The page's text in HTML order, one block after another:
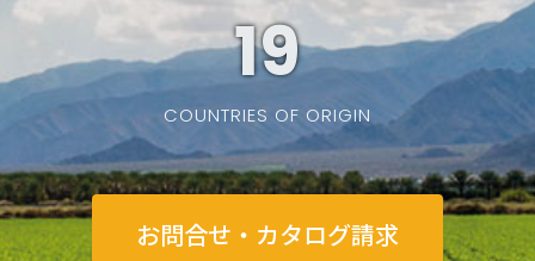
19
COUNTRIES OF ORIGIN
お問合せ・カタログ請求